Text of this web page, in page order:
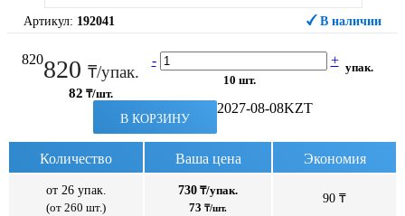
Артикул: 192041 В наличии
820820 ₸/упак.
82 ₸/шт.
- +
10 шт.
упак.
В КОРЗИНУ
2027-08-08KZT
Количество Ваша цена Экономия
от 26 упак.
(от 260 шт.)
730 ₸/упак.
73 ₸/шт.
90 ₸